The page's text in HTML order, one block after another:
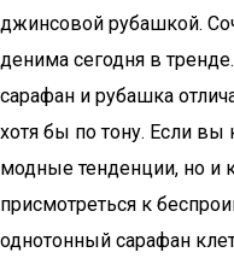
джинсовой рубашкой.
денима сегодня в
сарафан и рубашка
хотя бы по тону. Если вы
модные тенденции, но и
присмотреться к
однотонный сарафан